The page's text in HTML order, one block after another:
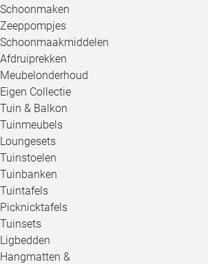
Schoonmaken
Zeeppompjes
Schoonmaakmiddelen
Afdruiprekken
Meubelonderhoud
Eigen Collectie
Tuin & Balkon
Tuinmeubels
Loungesets
Tuinstoelen
Tuinbanken
Tuintafels
Picknicktafels
Tuinsets
Ligbedden
Hangmatten &